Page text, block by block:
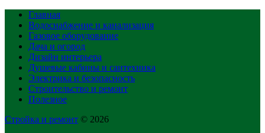
Главная
Водоснабжение и канализация
Газовое оборудование
Дача и огород
Дизайн интерьера
Душевые кабины и сантехника
Электрика и безопасность
Строительство и ремонт
Полезное
Стройка и ремонт © 2026